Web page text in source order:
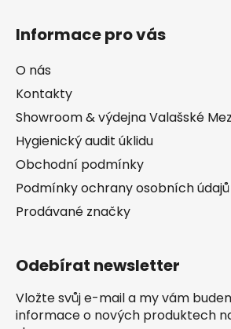
Informace pro vás
O nás
Kontakty
Showroom & výdejna Valašské
Hygienický audit úklidu
Obchodní podmínky
Podmínky ochrany osobních údajů
Prodávané značky
Odebírat newsletter
Vložte svůj e-mail a my vám
informace o nových produktech